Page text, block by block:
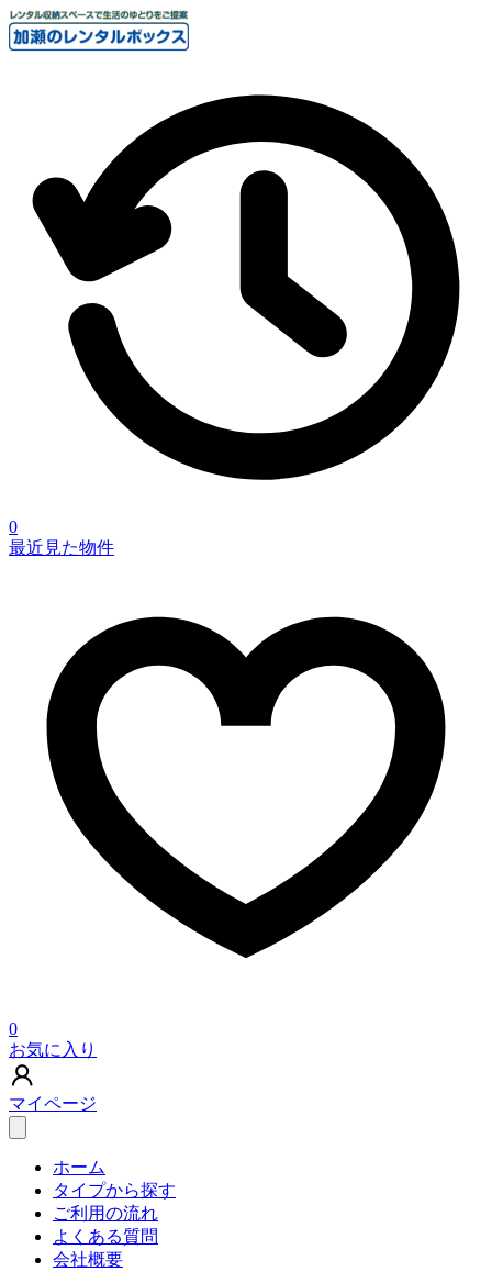
0
最近見た物件
0
お気に入り
マイページ
ホーム
タイプから探す
ご利用の流れ
よくある質問
会社概要